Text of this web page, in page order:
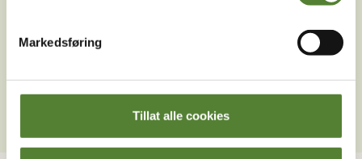
Markedsføring
Tillat alle cookies